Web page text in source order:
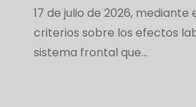
17 de julio de 2026, mediante
criterios sobre los efectos
sistema frontal que…